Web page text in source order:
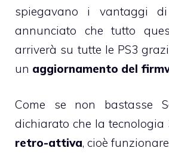
spiegavano i vantaggi
annunciato che tutto
arriverà su tutte le PS3
un aggiornamento del
Come se non bastasse
dichiarato che la tecnologia
retro-attiva, cioè